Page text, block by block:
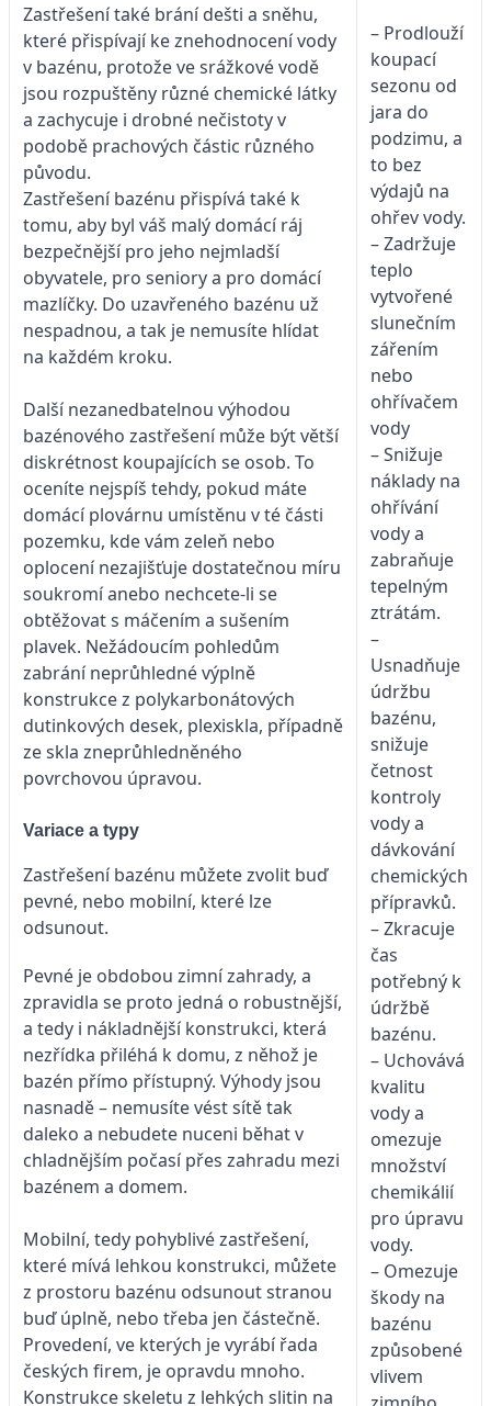
Zastřešení také brání dešti a sněhu,
které přispívají ke znehodnocení vody
v bazénu, protože ve srážkové vodě
jsou rozpuštěny různé chemické látky
a zachycuje i drobné nečistoty v
podobě prachových částic různého
původu.
Zastřešení bazénu přispívá také k
tomu, aby byl váš malý domácí ráj
bezpečnější pro jeho nejmladší
obyvatele, pro seniory a pro domácí
mazlíčky. Do uzavřeného bazénu už
nespadnou, a tak je nemusíte hlídat
na každém kroku.
Další nezanedbatelnou výhodou
bazénového zastřešení může být větší
diskrétnost koupajících se osob. To
oceníte nejspíš tehdy, pokud máte
domácí plovárnu umístěnu v té části
pozemku, kde vám zeleň nebo
oplocení nezajišťuje dostatečnou míru
soukromí anebo nechcete-li se
obtěžovat s máčením a sušením
plavek. Nežádoucím pohledům
zabrání neprůhledné výplně
konstrukce z polykarbonátových
dutinkových desek, plexiskla, případně
ze skla zneprůhledněného
povrchovou úpravou.
Variace a typy
Zastřešení bazénu můžete zvolit buď
pevné, nebo mobilní, které lze
odsunout.
Pevné je obdobou zimní zahrady, a
zpravidla se proto jedná o robustnější,
a tedy i nákladnější konstrukci, která
nezřídka přiléhá k domu, z něhož je
bazén přímo přístupný. Výhody jsou
nasnadě – nemusíte vést sítě tak
daleko a nebudete nuceni běhat v
chladnějším počasí přes zahradu mezi
bazénem a domem.
Mobilní, tedy pohyblivé zastřešení,
které mívá lehkou konstrukci, můžete
z prostoru bazénu odsunout stranou
buď úplně, nebo třeba jen částečně.
Provedení, ve kterých je vyrábí řada
českých firem, je opravdu mnoho.
Konstrukce skeletu z lehkých slitin na
– Prodlouží
koupací
sezonu od
jara do
podzimu, a
to bez
výdajů na
ohřev vody.
– Zadržuje
teplo
vytvořené
slunečním
zářením
nebo
ohřívačem
vody
– Snižuje
náklady na
ohřívání
vody a
zabraňuje
tepelným
ztrátám.
–
Usnadňuje
údržbu
bazénu,
snižuje
četnost
kontroly
vody a
dávkování
chemických
přípravků.
– Zkracuje
čas
potřebný k
údržbě
bazénu.
– Uchovává
kvalitu
vody a
omezuje
množství
chemikálií
pro úpravu
vody.
– Omezuje
škody na
bazénu
způsobené
vlivem